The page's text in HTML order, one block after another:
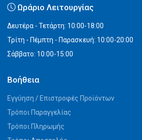
Ωράριο Λειτουργίας
Δευτέρα - Τετάρτη: 10:00-18:00
Τρίτη - Πέμπτη - Παρασκευή: 10:00-20:00
Σάββατο: 10:00-15:00
Βοήθεια
Εγγύηση / Επιστροφές Προϊόντων
Τρόποι Παραγγελίας
Τρόποι Πληρωμής